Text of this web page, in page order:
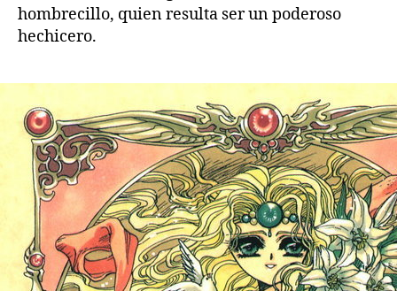
hombrecillo, quien resulta ser un poderoso
hechicero.